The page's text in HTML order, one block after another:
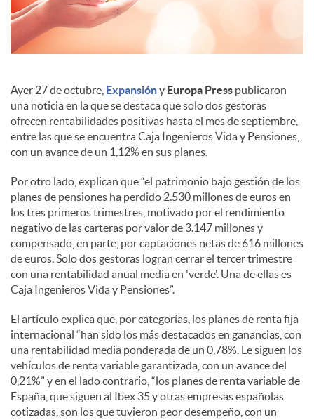
s
Ayer 27 de octubre, Expansióny Europa Press publicaron
una noticia en la que se destaca que solo dos gestoras
ofrecen rentabilidades positivas hasta el mes de septiembre,
entre las que se encuentra Caja Ingenieros Vida y Pensiones,
con un avance de un 1,12% en sus planes.
Por otro lado, explican que “el patrimonio bajo gestión de los
planes de pensiones ha perdido 2.530 millones de euros en
los tres primeros trimestres, motivado por el rendimiento
negativo de las carteras por valor de 3.147 millones y
compensado, en parte, por captaciones netas de 616 millones
de euros. Solo dos gestoras logran cerrar el tercer trimestre
con una rentabilidad anual media en 'verde'. Una de ellas es
Caja Ingenieros Vida y Pensiones”.
El artículo explica que, por categorías, los planes de renta fija
internacional “han sido los más destacados en ganancias, con
una rentabilidad media ponderada de un 0,78%. Le siguen los
vehículos de renta variable garantizada, con un avance del
0,21%” y en el lado contrario, “los planes de renta variable de
España, que siguen al Ibex 35 y otras empresas españolas
cotizadas, son los que tuvieron peor desempeño, con un